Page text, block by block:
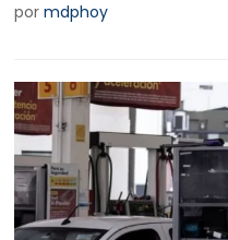
pormdphoy